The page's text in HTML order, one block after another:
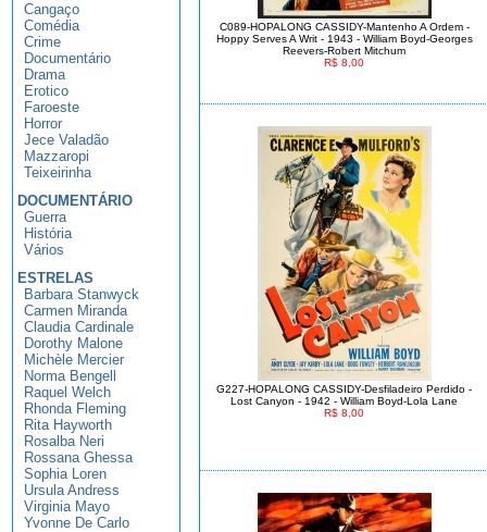
Cangaço
Comédia
Crime
Documentário
Drama
Erotico
Faroeste
Horror
Jece Valadão
Mazzaropi
Teixeirinha
DOCUMENTÁRIO
Guerra
História
Vários
ESTRELAS
Barbara Stanwyck
Carmen Miranda
Claudia Cardinale
Dorothy Malone
Michèle Mercier
Norma Bengell
Raquel Welch
Rhonda Fleming
Rita Hayworth
Rosalba Neri
Rossana Ghessa
Sophia Loren
Ursula Andress
Virginia Mayo
Yvonne De Carlo
C089-HOPALONG CASSIDY-Mantenho A Ordem -
Hoppy Serves A Writ - 1943 - William Boyd-Georges
Reevers-Robert Mitchum
R$ 8,00
G227-HOPALONG CASSIDY-Desfiladeiro Perdido -
Lost Canyon - 1942 - William Boyd-Lola Lane
R$ 8,00